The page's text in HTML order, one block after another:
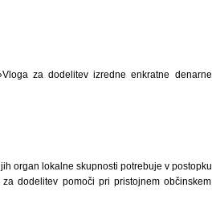
za dodelitev izredne enkratne denarne
organ lokalne skupnosti potrebuje v postopku
dodelitev pomoči pri pristojnem občinskem